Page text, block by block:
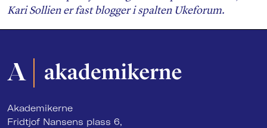
Kari Sollien er fast blogger i spalten Ukeforum.
Akademikerne
Fridtjof Nansens plass 6,